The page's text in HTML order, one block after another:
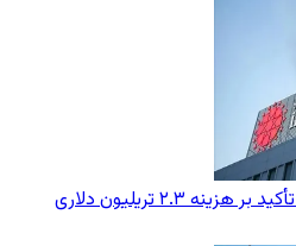
ترکیه کارزار همبستگی ملی را با تأکید بر هزینه ۲.۳ تریلیون دلاری